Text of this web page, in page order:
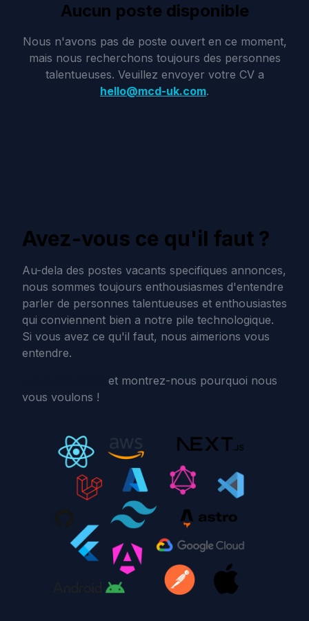
Aucun poste disponible
Nous n'avons pas de poste ouvert en ce moment,
mais nous recherchons toujours des personnes
talentueuses. Veuillez envoyer votre CV a
hello@mcd-uk.com.
Avez-vous ce qu'il faut ?
Au-dela des postes vacants specifiques annonces,
nous sommes toujours enthousiasmes d'entendre
parler de personnes talentueuses et enthousiastes
qui conviennent bien a notre pile technologique.
Si vous avez ce qu'il faut, nous aimerions vous
entendre.
et montrez-nous pourquoi nous
vous voulons !